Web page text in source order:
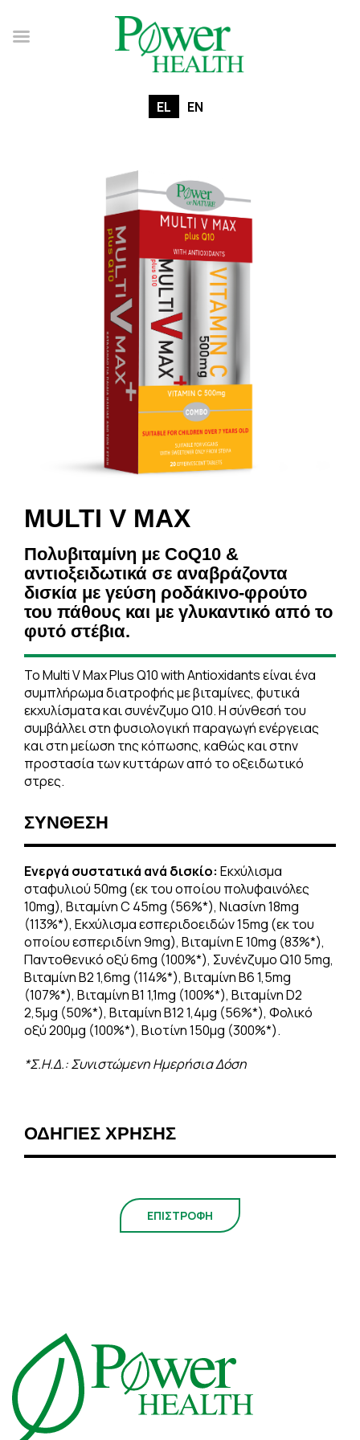
EL EN
MULTI V MAX
Πολυβιταμίνη με CoQ10 &
αντιοξειδωτικά σε αναβράζοντα
δισκία με γεύση ροδάκινο-φρούτο
του πάθους και με γλυκαντικό από το
φυτό στέβια.
Το Multi V Max Plus Q10 with Antioxidants είναι ένα
συμπλήρωμα διατροφής με βιταμίνες, φυτικά
εκχυλίσματα και συνένζυμο Q10. Η σύνθεσή του
συμβάλλει στη φυσιολογική παραγωγή ενέργειας
και στη μείωση της κόπωσης, καθώς και στην
προστασία των κυττάρων από το οξειδωτικό
στρες.
ΣΥΝΘΕΣΗ
Ενεργά συστατικά ανά δισκίο: Εκχύλισμα
σταφυλιού 50mg (εκ του οποίου πολυφαινόλες
10mg), Βιταμίνη C 45mg (56%*), Νιασίνη 18mg
(113%*), Εκχύλισμα εσπεριδοειδών 15mg (εκ του
οποίου εσπεριδίνη 9mg), Βιταμίνη Ε 10mg (83%*),
Παντοθενικό οξύ 6mg (100%*), Συνένζυμο Q10 5mg,
Βιταμίνη Β2 1,6mg (114%*), Βιταμίνη Β6 1,5mg
(107%*), Βιταμίνη Β1 1,1mg (100%*), Βιταμίνη D2
2,5μg (50%*), Βιταμίνη Β12 1,4μg (56%*), Φολικό
οξύ 200μg (100%*), Βιοτίνη 150μg (300%*).
*Σ.Η.Δ.: Συνιστώμενη Ημερήσια Δόση
ΟΔΗΓΙΕΣ ΧΡΗΣΗΣ
ΕΠΙΣΤΡΟΦΗ